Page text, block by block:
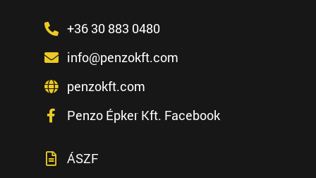
+36 30 883 0480
info@penzokft.com
penzokft.com
Penzo Épker Kft. Facebook
ÁSZF